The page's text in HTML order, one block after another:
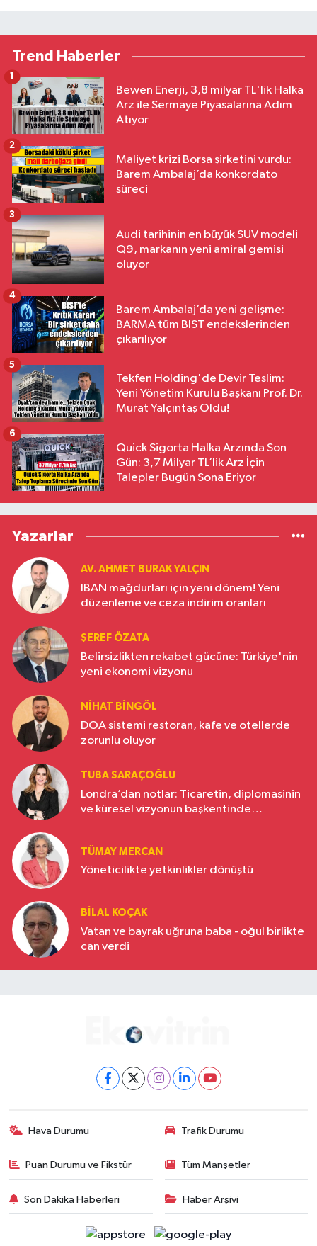
Trend Haberler
Bewen Enerji, 3,8 milyar TL'lik Halka
Arz ile Sermaye Piyasalarına Adım
Atıyor
1
Maliyet krizi Borsa şirketini vurdu:
Barem Ambalaj’da konkordato
süreci
2
Audi tarihinin en büyük SUV modeli
Q9, markanın yeni amiral gemisi
oluyor
3
Barem Ambalaj’da yeni gelişme:
BARMA tüm BIST endekslerinden
çıkarılıyor
4
Tekfen Holding'de Devir Teslim:
Yeni Yönetim Kurulu Başkanı Prof. Dr.
Murat Yalçıntaş Oldu!
5
Quick Sigorta Halka Arzında Son
Gün: 3,7 Milyar TL’lik Arz İçin
Talepler Bugün Sona Eriyor
6
Yazarlar
AV. AHMET BURAK YALÇIN
IBAN mağdurları için yeni dönem! Yeni
düzenleme ve ceza indirim oranları
ŞEREF ÖZATA
Belirsizlikten rekabet gücüne: Türkiye'nin
yeni ekonomi vizyonu
NIHAT BINGÖL
DOA sistemi restoran, kafe ve otellerde
zorunlu oluyor
TUBA SARAÇOĞLU
Londra’dan notlar: Ticaretin, diplomasinin
ve küresel vizyonun başkentinde
TÜMAY MERCAN
Yöneticilikte yetkinlikler dönüştü
BILAL KOÇAK
Vatan ve bayrak uğruna baba - oğul birlikte
can verdi
Hava Durumu Trafik Durumu
Puan Durumu ve Fikstür Tüm Manşetler
Son Dakika Haberleri Haber Arşivi